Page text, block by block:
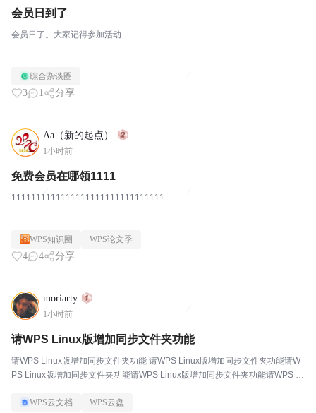
会员日到了
会员日了。大家记得参加活动
综合杂谈圈
3 1 分享
Aa（新的起点）
1小时前
免费会员在哪领1111
1111111111111111111111111111111
WPS知识圈 WPS论文季
4 4 分享
moriarty
1小时前
请WPS Linux版增加同步文件夹功能
请WPS Linux版增加同步文件夹功能 请WPS Linux版增加同步文件夹功能请W
PS Linux版增加同步文件夹功能请WPS Linux版增加同步文件夹功能请WPS Li
WPS云文档
WPS云盘